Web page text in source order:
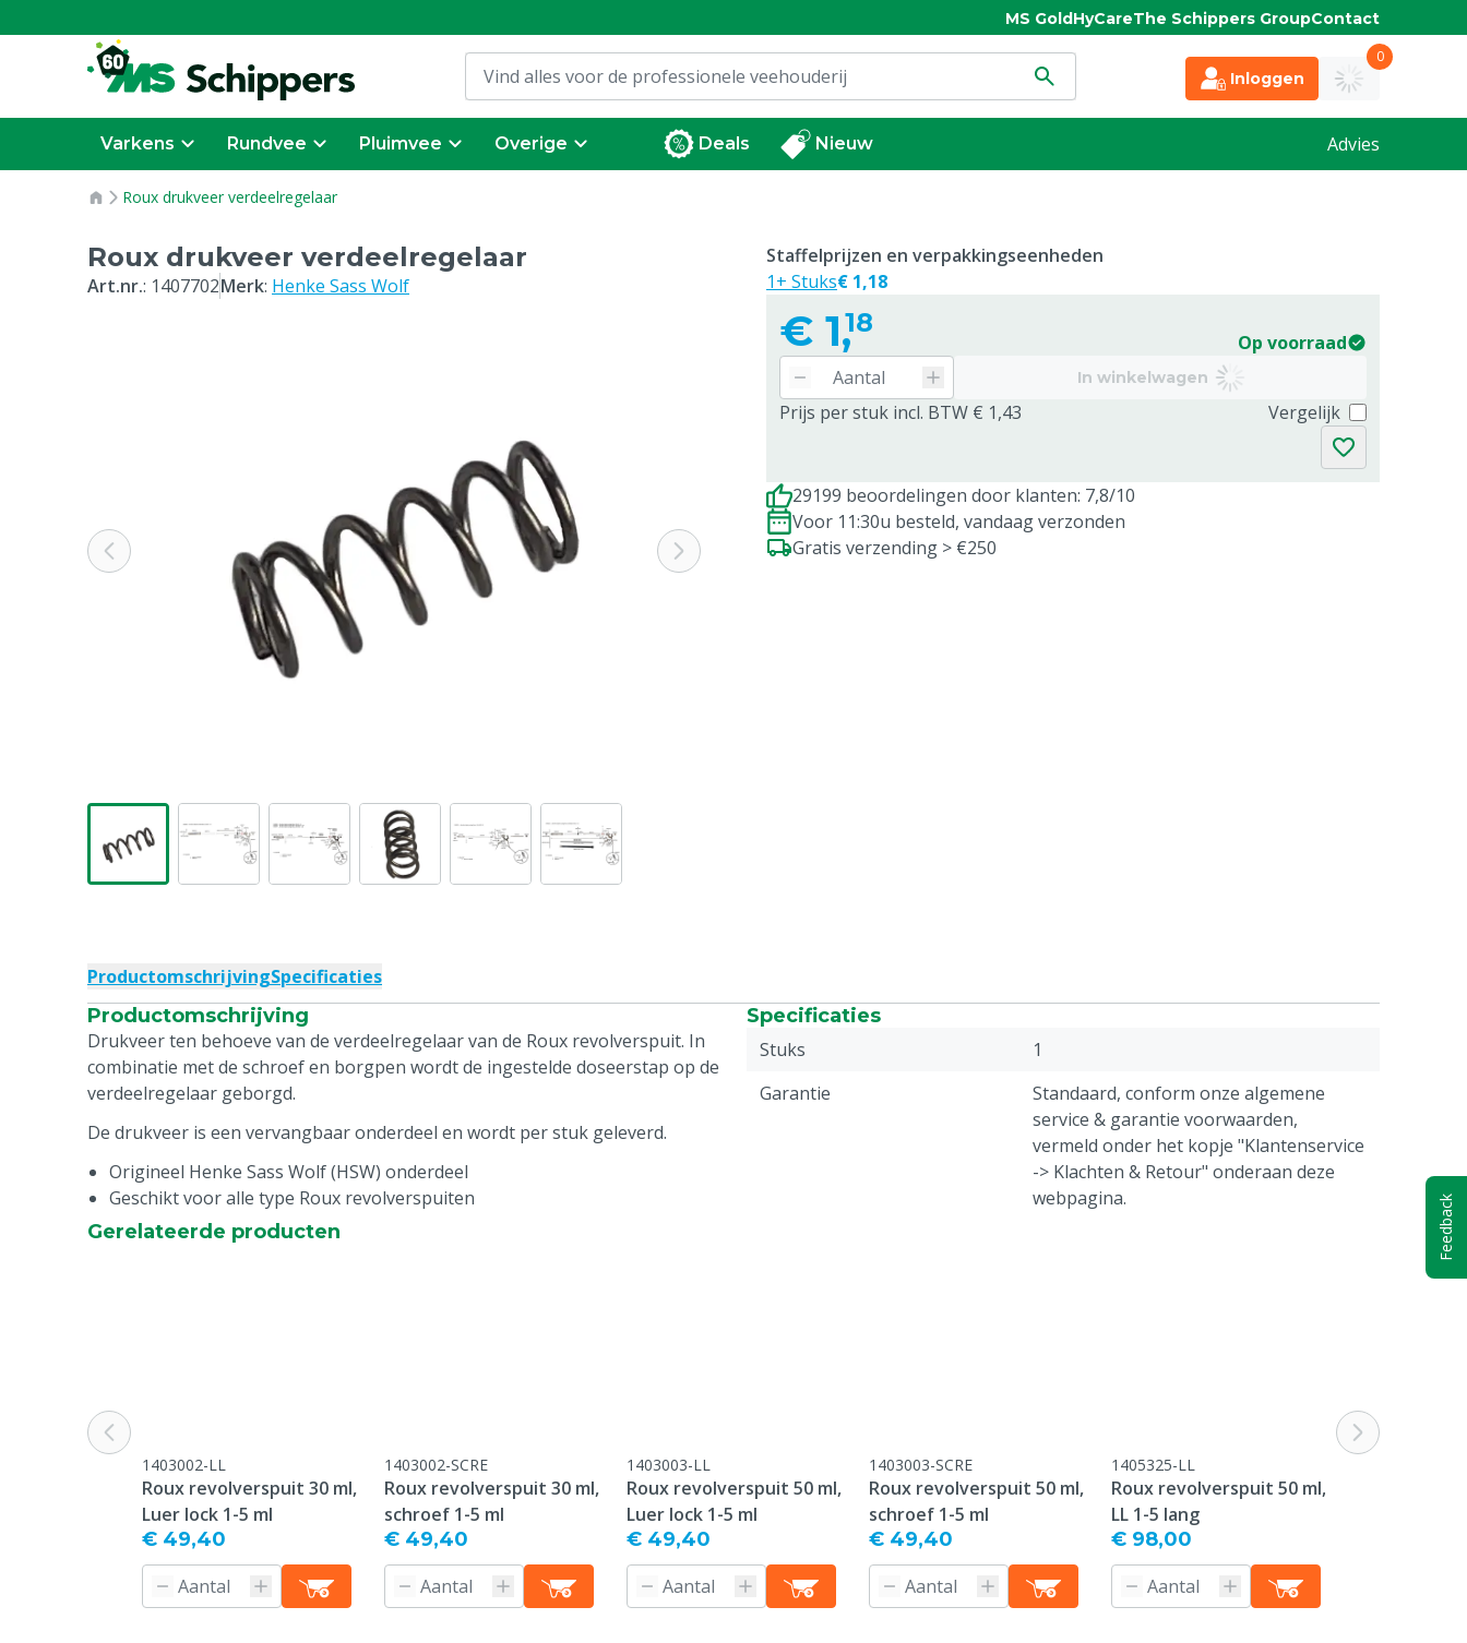
MS GoldHyCareThe Schippers GroupContact
Inloggen
0
Varkens Rundvee Pluimvee Overige Deals Nieuw Advies
Roux drukveer verdeelregelaar
Roux drukveer verdeelregelaar
Art.nr.: 1407702Merk: Henke Sass Wolf
€ 1,18
Op voorraad
In winkelwagen
Prijs per stuk incl. BTW € 1,43 Vergelijk
Staffelprijzen en verpakkingseenheden
1+ Stuks€ 1,18
29199 beoordelingen door klanten: 7,8/10
Voor 11:30u besteld, vandaag verzonden
Gratis verzending > €250
ProductomschrijvingSpecificaties
Productomschrijving
Drukveer ten behoeve van de verdeelregelaar van de Roux revolverspuit. In
combinatie met de schroef en borgpen wordt de ingestelde doseerstap op de
verdeelregelaar geborgd.
De drukveer is een vervangbaar onderdeel en wordt per stuk geleverd.
Origineel Henke Sass Wolf (HSW) onderdeel
Geschikt voor alle type Roux revolverspuiten
Specificaties
Stuks
1
Garantie
Standaard, conform onze algemene
service & garantie voorwaarden,
vermeld onder het kopje "Klantenservice
-> Klachten & Retour" onderaan deze
webpagina.
Gerelateerde producten
1403002-LL
Roux revolverspuit 30 ml,
Luer lock 1-5 ml
€ 49,40
1403002-SCRE
Roux revolverspuit 30 ml,
schroef 1-5 ml
€ 49,40
1403003-LL
Roux revolverspuit 50 ml,
Luer lock 1-5 ml
€ 49,40
1403003-SCRE
Roux revolverspuit 50 ml,
schroef 1-5 ml
€ 49,40
1405325-LL
Roux revolverspuit 50 ml,
LL 1-5 lang
€ 98,00
Feedback